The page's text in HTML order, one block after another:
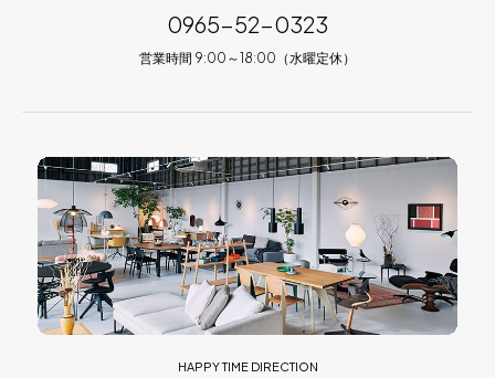
0965-52-0323
営業時間 9:00～18:00（水曜定休）
HAPPY TIME DIRECTION